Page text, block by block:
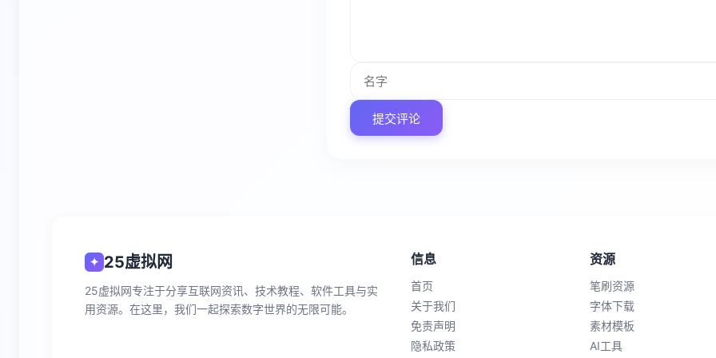
提交评论
✦ 25虚拟网
25虚拟网专注于分享互联网资讯、技术教程、软件工具与实
用资源。在这里，我们一起探索数字世界的无限可能。
信息
首页
关于我们
免责声明
隐私政策
资源
笔刷资源
字体下载
素材模板
AI工具